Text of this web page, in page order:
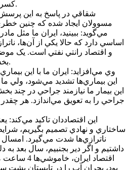
کسري‌هاي بودجه بر اقتصاد است.
شقاقي در پاسخ به اين
مسوولان ايجاد شده که چنين
مي‌گويد: ببينيد، ايران ما مثل
اساسي دارد که حالا يکي از آن‌ها،
و اقتصاد رانتي نفتي است. يک
بخش خصوصي در اقتصاد است.
وي مي‌افزايد: ايران ما با اين
اين بيماري‌ها تشديد مي‌شود، ولي
اين بيمار ما نيازمند جراحي در چند
جراحي را به تعويق مي‌اندازد. هر
اين اقتصاددان تاکيد مي‌کند:
ساختاري و نهادي تصميم بگيريم،
ناترازي‌ها شدت مي‌گيرد.
داشتيم و اگر دير بجنبيم، سال بعد
اقتصاد
بود، بحران آب را در تابستان پشت